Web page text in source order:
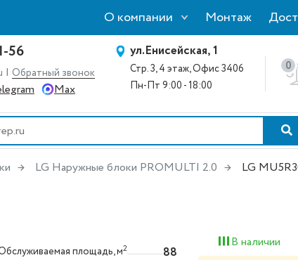
О компании Монтаж
56
| Обратный звонок
Max
ул.Енисейская, 1
Стр. 3, 4 этаж, Офис 3406
Пн-Пт 9:00 - 18:00
0
LG Наружные блоки PROMULTI 2.0
LG
площадь, м2 88
В наличии